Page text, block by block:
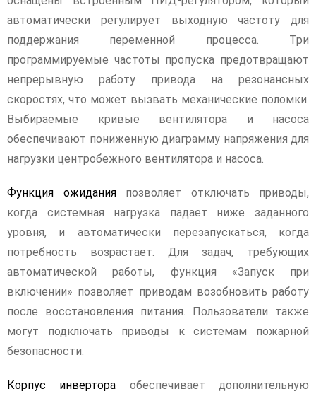
автоматически регулирует выходную частоту для
поддержания переменной процесса. Три
программируемые частоты пропуска предотвращают
непрерывную работу привода на резонансных
скоростях, что может вызвать механические поломки.
Выбираемые кривые вентилятора и насоса
обеспечивают пониженную диаграмму напряжения для
нагрузки центробежного вентилятора и насоса.
Функция ожиданияпозволяет отключать приводы,
когда системная нагрузка падает ниже заданного
уровня, и автоматически перезапускаться, когда
потребность возрастает. Для задач, требующих
автоматической работы, функция «Запуск при
включении» позволяет приводам возобновить работу
после восстановления питания. Пользователи также
могут подключать приводы к системам пожарной
безопасности.
Корпус инвертора обеспечивает дополнительную